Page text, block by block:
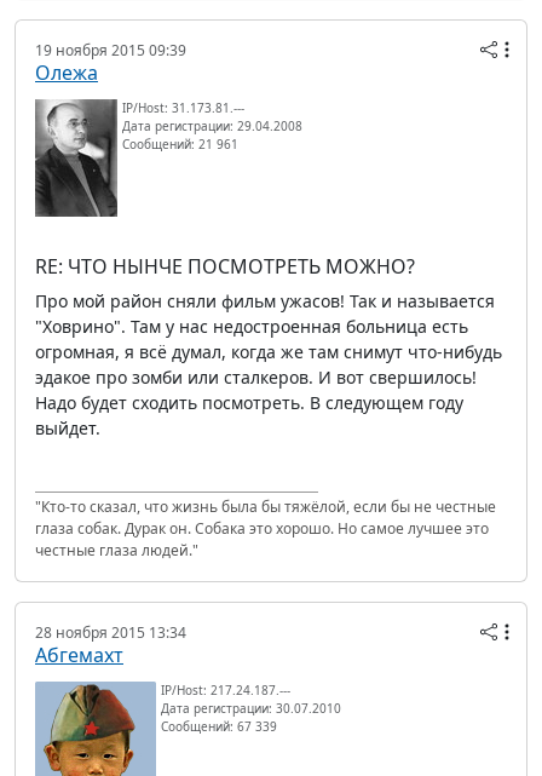
19 ноября 2015 09:39
Олежа
IP/Host: 31.173.81.---
Дата регистрации: 29.04.2008
Сообщений: 21 961
RE: ЧТО НЫНЧЕ ПОСМОТРЕТЬ МОЖНО?
Про мой район сняли фильм ужасов! Так и называется
"Ховрино". Там у нас недостроенная больница есть
огромная, я всё думал, когда же там снимут что-нибудь
эдакое про зомби или сталкеров. И вот свершилось!
Надо будет сходить посмотреть. В следующем году
выйдет.
"Кто-то сказал, что жизнь была бы тяжёлой, если бы не честные
глаза собак. Дурак он. Собака это хорошо. Но самое лучшее это
честные глаза людей."
28 ноября 2015 13:34
Абгемахт
IP/Host: 217.24.187.---
Дата регистрации: 30.07.2010
Сообщений: 67 339